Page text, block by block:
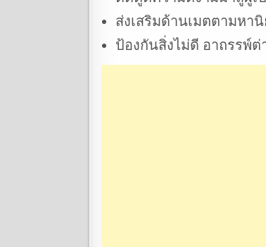
ส่งเสริมด้านเมตตามหา
ป้องกันสิ่งไม่ดี อาถรรพ์